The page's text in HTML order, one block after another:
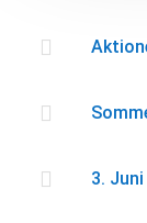


 3.